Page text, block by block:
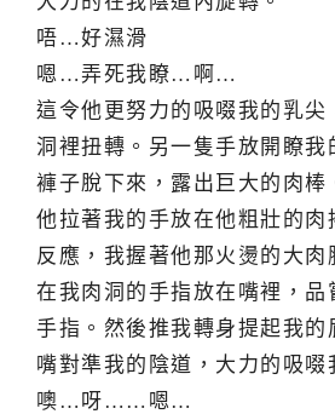
唔…好濕滑
嗯…弄死我瞭…啊…
這令他更努力的吸啜我的乳尖
洞裡扭轉。另一隻手放開瞭我
褲子脫下來，露出巨大的肉棒
他拉著我的手放在他粗壯的肉
反應，我握著他那火燙的大肉
在我肉洞的手指放在嘴裡，品
手指。然後推我轉身提起我的
嘴對準我的陰道，大力的吸啜
噢…呀……嗯…